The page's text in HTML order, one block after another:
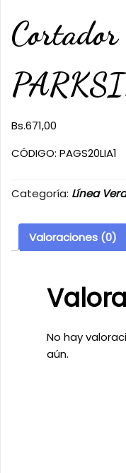
Cortador
Bs.671,00
CÓDIGO: PAGS20LIA1
Categoría: Línea
Valoraciones (0)
No hay
aún.